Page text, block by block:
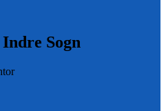
Indre Sogn